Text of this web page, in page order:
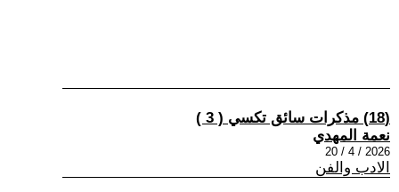
(18) مذكرات سائق تكسي ( 3 )
نعمة المهدي
2026 / 4 / 20
الادب والفن